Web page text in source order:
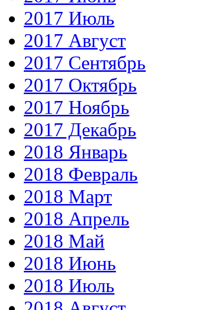
2017 Июль
2017 Август
2017 Сентябрь
2017 Октябрь
2017 Ноябрь
2017 Декабрь
2018 Январь
2018 Февраль
2018 Март
2018 Апрель
2018 Май
2018 Июнь
2018 Июль